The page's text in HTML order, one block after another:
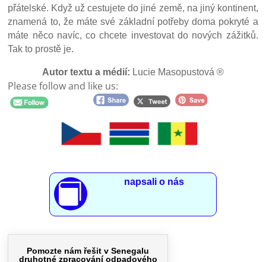
přátelské. Když už cestujete do jiné země, na jiný kontinent,
znamená to, že máte své základní potřeby doma pokryté a
máte něco navíc, co chcete investovat do nových zážitků.
Tak to prostě je.
Autor textu a médií: Lucie Masopustová ®
Please follow and like us:
 napsali o nás